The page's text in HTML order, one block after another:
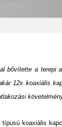
bővítette a terepi
12x koaxiális
koaxiális